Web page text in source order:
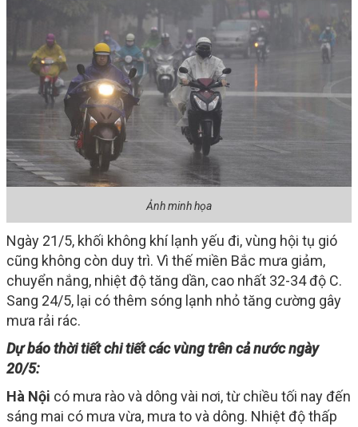
Ảnh minh họa
Ngày 21/5, khối không khí lạnh yếu đi, vùng hội tụ gió
cũng không còn duy trì. Vì thế miền Bắc mưa giảm,
chuyển nắng, nhiệt độ tăng dần, cao nhất 32-34 độ C.
Sang 24/5, lại có thêm sóng lạnh nhỏ tăng cường gây
mưa rải rác.
Dự báo thời tiết chi tiết các vùng trên cả nước ngày
20/5:
Hà Nội có mưa rào và dông vài nơi, từ chiều tối nay đến
sáng mai có mưa vừa, mưa to và dông. Nhiệt độ thấp